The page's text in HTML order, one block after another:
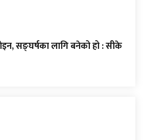
सङ्घर्षका लागि बनेको हो : सीके